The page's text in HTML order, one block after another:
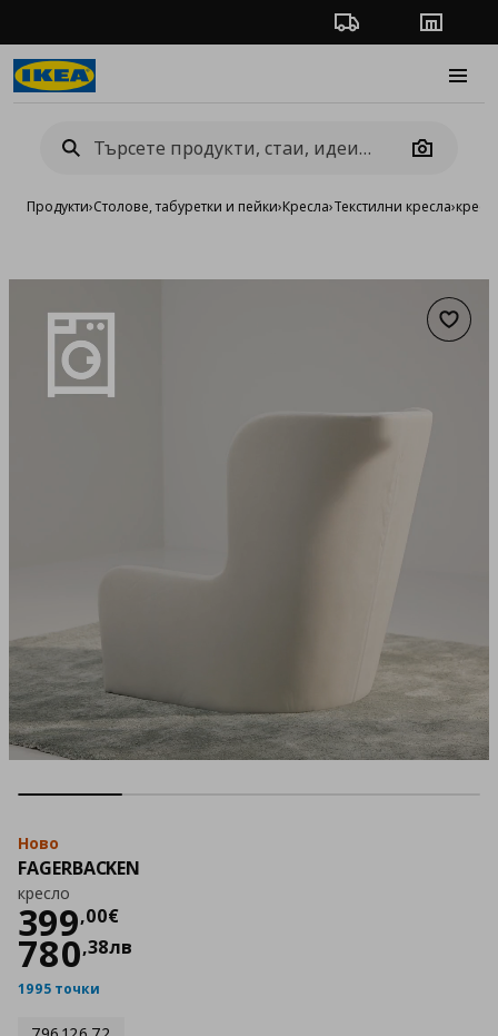
Проследяване на
Camera
Продукти›Столове, табуретки и пейки›Кресла›Текстилни кресла›
Ново
FAGERBACKEN
кресло
399,00€
Цена399,00 €
780,38лв
1995 точки